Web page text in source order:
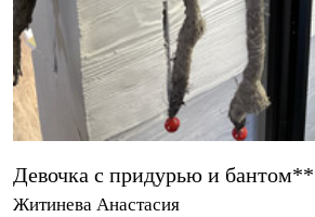
Девочка с придурью и
Житинева Анастасия